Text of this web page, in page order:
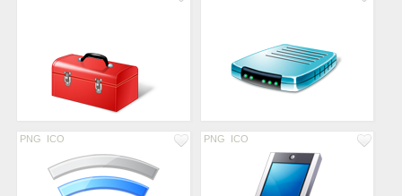
PNG ICO PNG ICO